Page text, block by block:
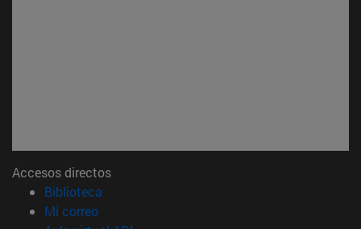
Accesos directos
Biblioteca
Mi correo(abre en nueva ventana)